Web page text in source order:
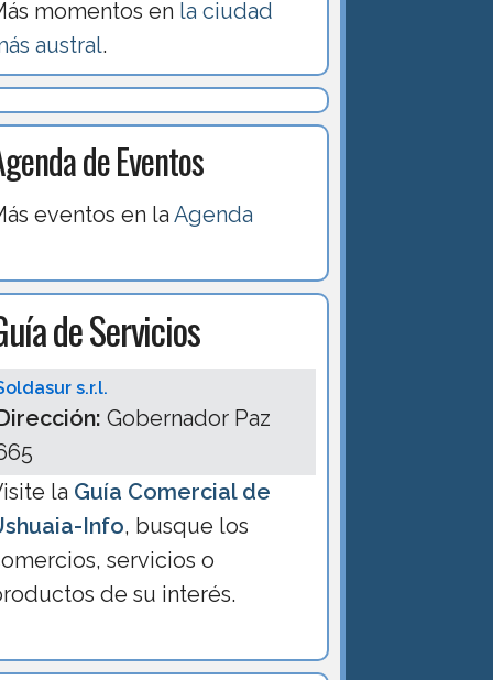
momentos en la ciudad
austral.
de Eventos
eventos en laAgenda
de Servicios
s.r.l.
Gobernador Paz
la Guía Comercial de
Info, busque los
servicios o
de su interés.